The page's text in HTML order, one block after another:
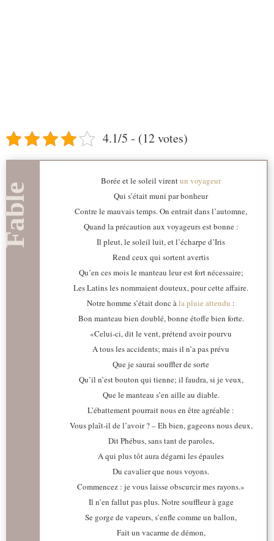
4.1/5 - (12 votes)
Borée et le soleil virentun voyageur
Qui s’était muni par bonheur
Contre le mauvais temps. On entrait dans l’automne,
Quand la précaution aux voyageurs est bonne :
Il pleut, le soleil luit, et l’écharpe d’Iris
Rend ceux qui sortent avertis
Qu’en ces mois le manteau leur est fort nécessaire;
Les Latins les nommaient douteux, pour cette affaire.
Notre homme s’était donc àla pluie attendu :
Bon manteau bien doublé, bonne étoffe bien forte.
«Celui-ci, dit le vent, prétend avoir pourvu
A tous les accidents; mais il n’a pas prévu
Que je saurai souffler de sorte
Qu’il n’est bouton qui tienne; il faudra, si je veux,
Que le manteau s’en aille au diable.
L’ébattement pourrait nous en être agréable :
Vous plaît-il de l’avoir ? – Eh bien, gageons nous deux,
Dit Phébus, sans tant de paroles,
A qui plus tôt aura dégarni les épaules
Du cavalier que nous voyons.
Commencez : je vous laisse obscurcir mes rayons.»
Il n’en fallut pas plus. Notre souffleur à gage
Se gorge de vapeurs, s’enfle comme un ballon,
Fait un vacarme de démon,